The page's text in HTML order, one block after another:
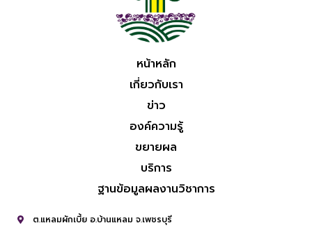
หน้าหลัก
เกี่ยวกับเรา
ข่าว
องค์ความรู้
ขยายผล
บริการ
ฐานข้อมูลผลงานวิชาการ
ต.แหลมผักเบี้ย อ.บ้านแหลม จ.เพชรบุรี